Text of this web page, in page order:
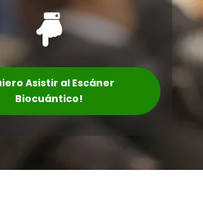

Asistir al Escáner
Biocuántico!